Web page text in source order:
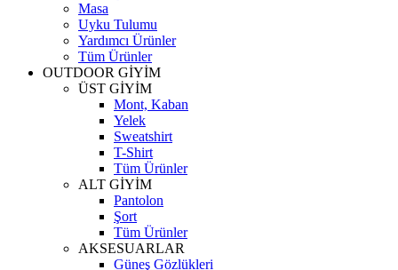
Masa
Uyku Tulumu
Yardımcı Ürünler
Tüm Ürünler
OUTDOOR GİYİM
ÜST GİYİM
Mont, Kaban
Yelek
Sweatshirt
T-Shirt
Tüm Ürünler
ALT GİYİM
Pantolon
Şort
Tüm Ürünler
AKSESUARLAR
Güneş Gözlükleri